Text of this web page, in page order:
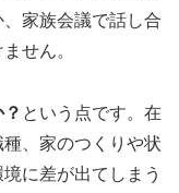
家族会議で話し合
せん。
という点です。在
、家のつくりや状
に差が出てしまう